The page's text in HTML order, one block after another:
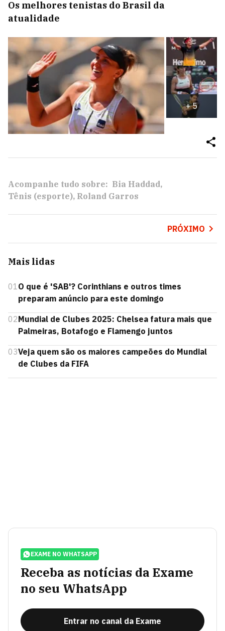
Os melhores tenistas do Brasil da
atualidade
+5
Acompanhe tudo sobre: Bia Haddad
Tênis (esporte) Roland Garros
PRÓXIMO
Mais lidas
01 O que é 'SAB'? Corinthians e outros times
preparam anúncio para este domingo
02Mundial de Clubes 2025: Chelsea fatura mais que
Palmeiras, Botafogo e Flamengo juntos
03Veja quem são os maiores campeões do Mundial
de Clubes da FIFA
EXAME NO WHATSAPP
Receba as notícias da Exame
no seu WhatsApp
Entrar no canal da Exame